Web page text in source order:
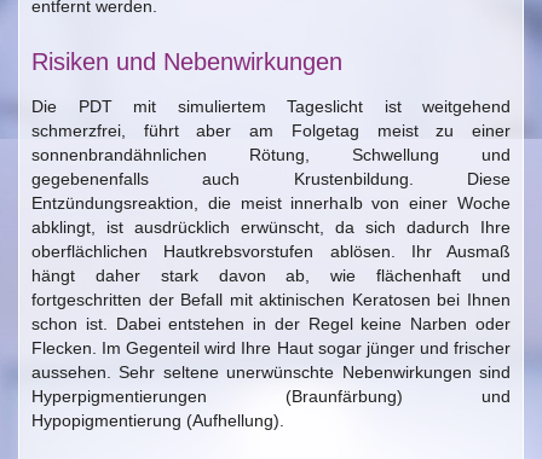
entfernt werden.
Risiken und Nebenwirkungen
Die PDT mit simuliertem Tageslicht ist weitgehend
schmerzfrei, führt aber am Folgetag meist zu einer
sonnenbrandähnlichen Rötung, Schwellung und
gegebenenfalls auch Krustenbildung. Diese
Entzündungsreaktion, die meist innerhalb von einer Woche
abklingt, ist ausdrücklich erwünscht, da sich dadurch Ihre
oberflächlichen Hautkrebsvorstufen ablösen. Ihr Ausmaß
hängt daher stark davon ab, wie flächenhaft und
fortgeschritten der Befall mit aktinischen Keratosen bei Ihnen
schon ist. Dabei entstehen in der Regel keine Narben oder
Flecken. Im Gegenteil wird Ihre Haut sogar jünger und frischer
aussehen. Sehr seltene unerwünschte Nebenwirkungen sind
Hyperpigmentierungen (Braunfärbung) und
Hypopigmentierung (Aufhellung).